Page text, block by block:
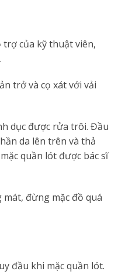
của kỹ thuật viên,
trở và cọ xát với vải
dục được rửa trôi. Đầu
da lên trên và thả
quần lót được bác sĩ
đừng mặc đồ quá
đầu khi mặc quần lót.